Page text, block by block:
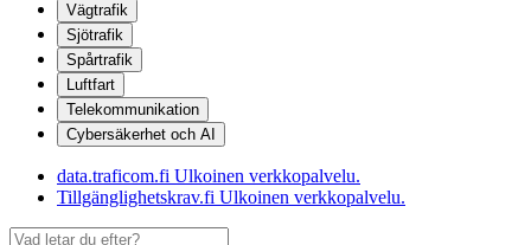
Vägtrafik
Sjötrafik
Spårtrafik
Luftfart
Telekommunikation
Cybersäkerhet och AI
data.traficom.fi Ulkoinen verkkopalvelu.
Tillgänglighetskrav.fi Ulkoinen verkkopalvelu.